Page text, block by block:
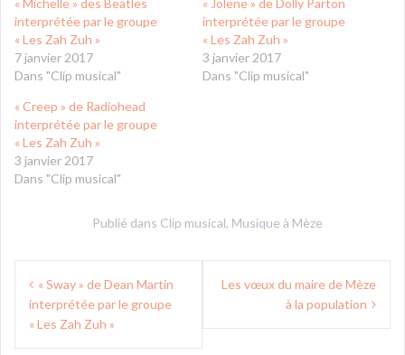
« Michelle » des Beatles
interprétée par le groupe
« Les Zah Zuh »
7 janvier 2017
Dans "Clip musical"
« Jolene » de Dolly Parton
interprétée par le groupe
« Les Zah Zuh »
3 janvier 2017
Dans "Clip musical"
« Creep » de Radiohead
interprétée par le groupe
« Les Zah Zuh »
3 janvier 2017
Dans "Clip musical"
Publié dans Clip musical, Musique à Mèze
Navigation
de
l’article
« Sway » de Dean Martin
interprétée par le groupe
« Les Zah Zuh »
Les vœux du maire de Mèze
à la population